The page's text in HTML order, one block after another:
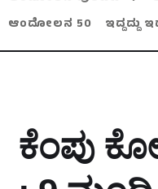
ಆಂದೋಲನ 50
ಇದ್ದದ್ದು
ಕೆಂಪು